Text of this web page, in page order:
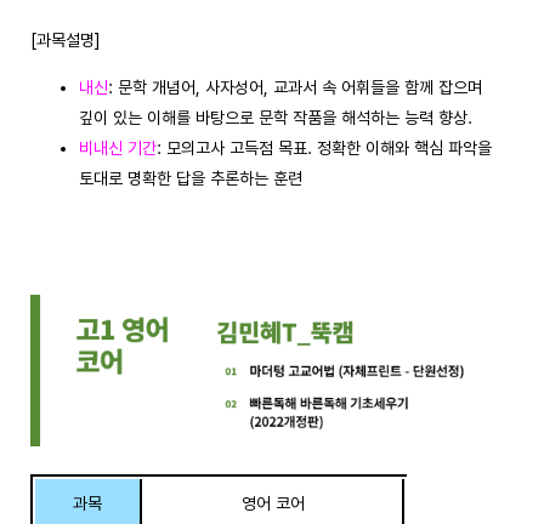
[과목설명]
내신: 문학 개념어, 사자성어, 교과서 속 어휘들을 함께 잡으며
깊이 있는 이해를 바탕으로 문학 작품을 해석하는 능력 향상.
비내신 기간: 모의고사 고득점 목표. 정확한 이해와 핵심 파악을
토대로 명확한 답을 추론하는 훈련
과목 영어 코어